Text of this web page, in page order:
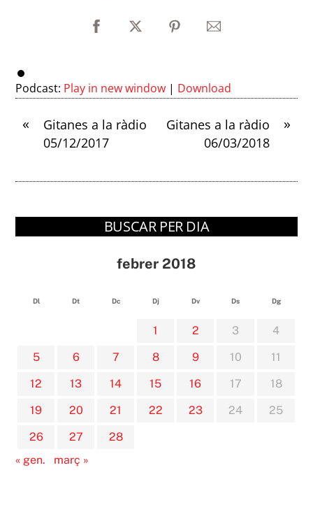
Podcast: Play in new window | Download
«
Gitanes a la ràdio
05/12/2017
»
Gitanes a la ràdio
06/03/2018
BUSCAR PER DIA
febrer 2018
Dl Dt Dc Dj Dv Ds Dg
1 2 3
4
5
6 7 8 9 10
11
12
13 14 15 16 17
18
19
20 21 22 23 24
25
26
27
28
« gen.
març »